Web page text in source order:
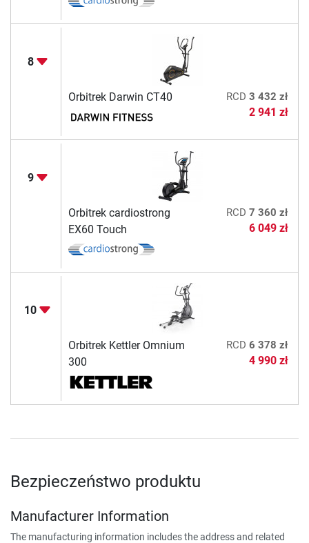
8
Orbitrek Darwin CT40 RCD 3 432 zł
2 941 zł
9
Orbitrek cardiostrong
EX60 Touch
RCD 7 360 zł
6 049 zł
10
Orbitrek Kettler Omnium
300
RCD 6 378 zł
4 990 zł
Bezpieczeństwo produktu
Manufacturer Information
The manufacturing information includes the address and related